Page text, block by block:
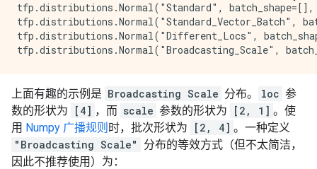
tfp.distributions.Normal("Standard",
tfp.distributions.Normal("Standard_Vector_Batch",
tfp.distributions.Normal("Different_Locs",
上面有趣的示例是 Broadcasting Scale 分布。 loc 参
数的形状为
[4] ，而 scale 参数的形状为 [2, 1] 。使
用 Numpy 广播规则 时，批次形状为 [2, 4] 。一种定义
"Broadcasting Scale"
分布的等效方式（但不太简洁，
因此不推荐使用）为：